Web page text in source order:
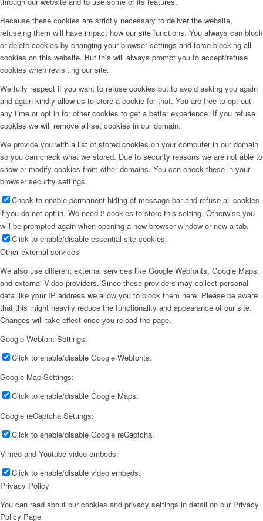
Because these cookies are strictly necessary to deliver the website,
refuseing them will have impact how our site functions. You always can block
or delete cookies by changing your browser settings and force blocking all
cookies on this website. But this will always prompt you to accept/refuse
cookies when revisiting our site.
We fully respect if you want to refuse cookies but to avoid asking you again
and again kindly allow us to store a cookie for that. You are free to opt out
any time or opt in for other cookies to get a better experience. If you refuse
cookies we will remove all set cookies in our domain.
We provide you with a list of stored cookies on your computer in our domain
so you can check what we stored. Due to security reasons we are not able to
show or modify cookies from other domains. You can check these in your
browser security settings.
Check to enable permanent hiding of message bar and refuse all cookies
if you do not opt in. We need 2 cookies to store this setting. Otherwise you
will be prompted again when opening a new browser window or new a tab.
Click to enable/disable essential site cookies.
Other external services
We also use different external services like Google Webfonts, Google Maps,
and external Video providers. Since these providers may collect personal
data like your IP address we allow you to block them here. Please be aware
that this might heavily reduce the functionality and appearance of our site.
Changes will take effect once you reload the page.
Google Webfont Settings:
Click to enable/disable Google Webfonts.
Google Map Settings:
Click to enable/disable Google Maps.
Google reCaptcha Settings:
Click to enable/disable Google reCaptcha.
Vimeo and Youtube video embeds:
Click to enable/disable video embeds.
Privacy Policy
You can read about our cookies and privacy settings in detail on our Privacy
Policy Page.